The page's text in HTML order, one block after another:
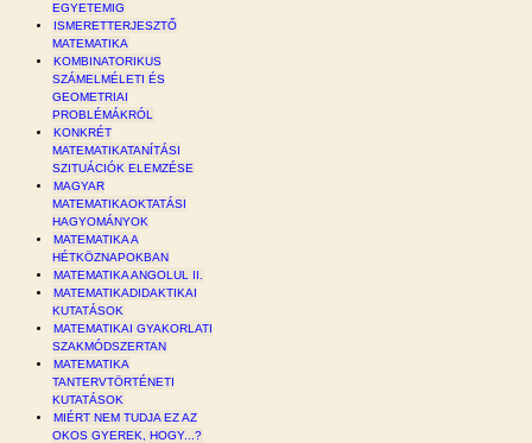
EGYETEMIG
ISMERETTERJESZTŐ
MATEMATIKA
KOMBINATORIKUS
SZÁMELMÉLETI ÉS
GEOMETRIAI
PROBLÉMÁKRÓL
KONKRÉT
MATEMATIKATANÍTÁSI
SZITUÁCIÓK ELEMZÉSE
MAGYAR
MATEMATIKAOKTATÁSI
HAGYOMÁNYOK
MATEMATIKA A
HÉTKÖZNAPOKBAN
MATEMATIKA ANGOLUL II.
MATEMATIKADIDAKTIKAI
KUTATÁSOK
MATEMATIKAI GYAKORLATI
SZAKMÓDSZERTAN
MATEMATIKA
TANTERVTÖRTÉNETI
KUTATÁSOK
MIÉRT NEM TUDJA EZ AZ
OKOS GYEREK, HOGY...?